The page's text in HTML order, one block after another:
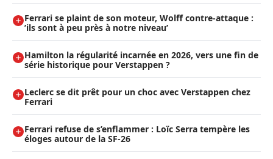
Ferrari se plaint de son moteur, Wolff contre-attaque :
’ils sont à peu près à notre niveau’
Hamilton la régularité incarnée en 2026, vers une fin de
série historique pour Verstappen ?
Leclerc se dit prêt pour un choc avec Verstappen chez
Ferrari
Ferrari refuse de s’enflammer : Loïc Serra tempère les
éloges autour de la SF-26